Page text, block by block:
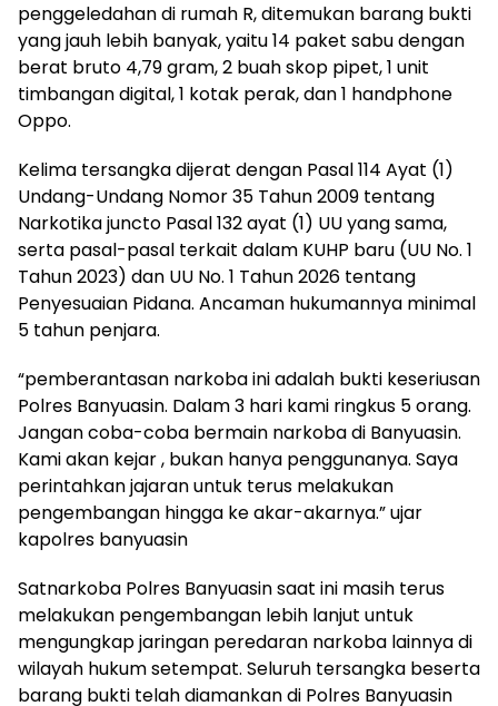
penggeledahan di rumah R, ditemukan barang bukti
yang jauh lebih banyak, yaitu 14 paket sabu dengan
berat bruto 4,79 gram, 2 buah skop pipet, 1 unit
timbangan digital, 1 kotak perak, dan 1 handphone
Oppo.
Kelima tersangka dijerat dengan Pasal 114 Ayat (1)
Undang-Undang Nomor 35 Tahun 2009 tentang
Narkotika juncto Pasal 132 ayat (1) UU yang sama,
serta pasal-pasal terkait dalam KUHP baru (UU No. 1
Tahun 2023) dan UU No. 1 Tahun 2026 tentang
Penyesuaian Pidana. Ancaman hukumannya minimal
5 tahun penjara.
“pemberantasan narkoba ini adalah bukti keseriusan
Polres Banyuasin. Dalam 3 hari kami ringkus 5 orang.
Jangan coba-coba bermain narkoba di Banyuasin.
Kami akan kejar , bukan hanya penggunanya. Saya
perintahkan jajaran untuk terus melakukan
pengembangan hingga ke akar-akarnya.” ujar
kapolres banyuasin
Satnarkoba Polres Banyuasin saat ini masih terus
melakukan pengembangan lebih lanjut untuk
mengungkap jaringan peredaran narkoba lainnya di
wilayah hukum setempat. Seluruh tersangka beserta
barang bukti telah diamankan di Polres Banyuasin